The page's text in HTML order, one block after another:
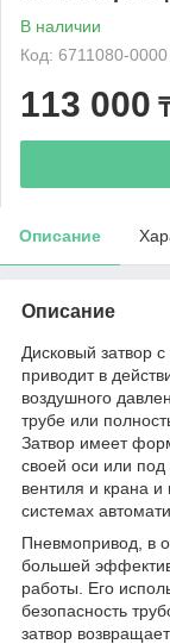
В наличии
Код: 6711080-0000
113 000
Описание
Описание
Дисковый затвор
приводит в
воздушного
трубе или
Затвор имеет
своей оси или
вентиля и крана
системах
Пневмопривод, в
большей
работы. Его
безопасность
затвор